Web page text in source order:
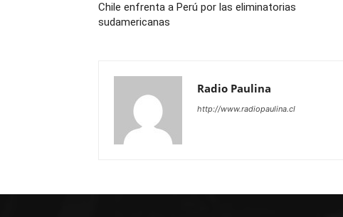
Chile enfrenta a Perú por las eliminatorias
sudamericanas
Radio Paulina
http://www.radiopaulina.cl